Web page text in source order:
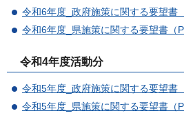
令和6年度_政府施策に関する要望書
令和6年度_県施策に関する要望書（
令和4年度活動分
令和5年度_政府施策に関する要望書
令和5年度_県施策に関する要望書（